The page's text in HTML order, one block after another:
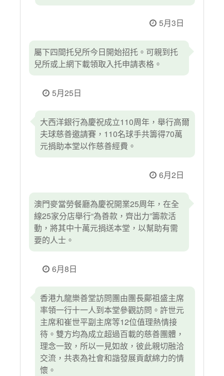
5月3日
屬下四間托兒所今日開始招托。可親到托
兒所或上網下載領取入托申請表格。
5月25日
大西洋銀行為慶祝成立110周年，舉行高爾
夫球慈善邀請賽，110名球手共籌得70萬
元捐助本堂以作慈善經費。
6月2日
澳門麥當勞餐廳為慶祝開業25周年，在全
線25家分店舉行“為善款，齊出力”籌款活
動，將其中十萬元捐送本堂，以幫助有需
要的人士。
6月8日
香港九龍樂善堂訪問團由團長鄺祖盛主席
率領一行十一人到本堂參觀訪問。許世元
主席和崔世平副主席等12位值理熱情接
待。雙方均為成立超過百載的慈善團體，
理念一致，所以一見如故，彼此親切融洽
交流，共表為社會和諧發展貢獻綿力的情
懷。